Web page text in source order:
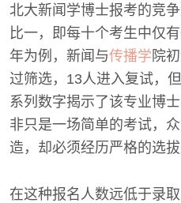
北大新闻学博士报考的竞
比一，即每十个考生中仅
年为例，新闻与传播学 院
过筛选，13人进入复试，
系列数字揭示了该专业博
非只是一场简单的考试，
造，却必须经历严格的选拔
在这种报名人数远低于录